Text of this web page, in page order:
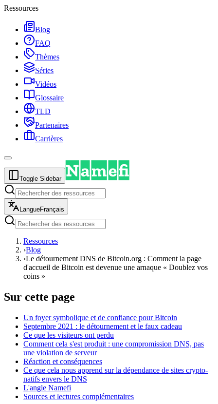
Ressources
Blog
FAQ
Thèmes
Séries
Vidéos
Glossaire
TLD
Partenaires
Carrières
Toggle Sidebar
LangueFrançais
Ressources
›Blog
›Le détournement DNS de Bitcoin.org : Comment la page
d'accueil de Bitcoin est devenue une arnaque « Doublez vos
coins »
Sur cette page
Un foyer symbolique et de confiance pour Bitcoin
Septembre 2021 : le détournement et le faux cadeau
Ce que les visiteurs ont perdu
Comment cela s'est produit : une compromission DNS, pas
une violation de serveur
Réaction et conséquences
Ce que cela nous apprend sur la dépendance de sites crypto-
natifs envers le DNS
L'angle Namefi
Sources et lectures complémentaires